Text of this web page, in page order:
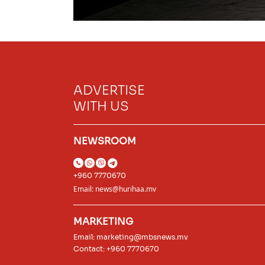
ADVERTISE
WITH US
NEWSROOM
+960 7770670
Email: news@hurihaa.mv
MARKETING
Email: marketing@mbsnews.mv
Contact: +960 7770670